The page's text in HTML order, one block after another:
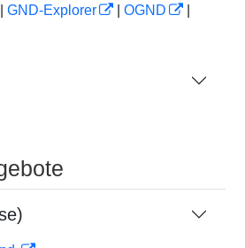
GND-Explorer OGND